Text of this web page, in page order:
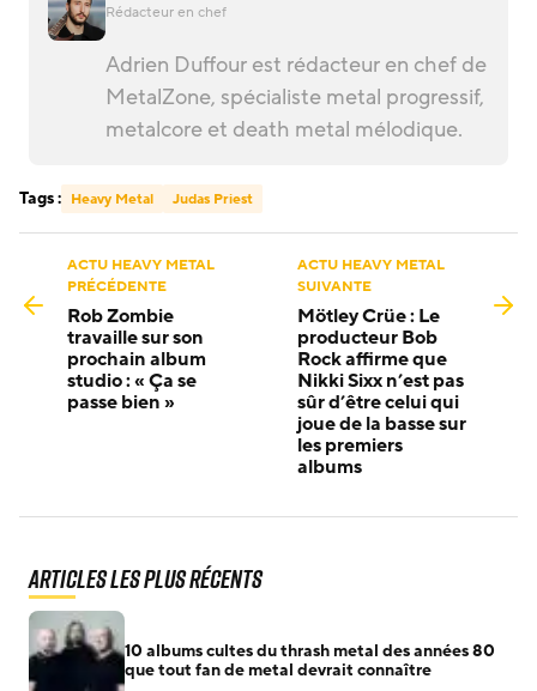
Rédacteur en chef
Adrien Duffour est rédacteur en chef de
MetalZone, spécialiste metal progressif,
metalcore et death metal mélodique.
Tags : Heavy Metal Judas Priest
ACTU HEAVY METAL
PRÉCÉDENTE
Rob Zombie
travaille sur son
prochain album
studio : « Ça se
passe bien »
ACTU HEAVY METAL
SUIVANTE
Mötley Crüe : Le
producteur Bob
Rock affirme que
Nikki Sixx n’est pas
sûr d’être celui qui
joue de la basse sur
les premiers
albums
Articles les plus récents
10 albums cultes du thrash metal des années 80
que tout fan de metal devrait connaître